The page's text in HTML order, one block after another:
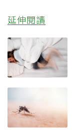
延伸閱讀